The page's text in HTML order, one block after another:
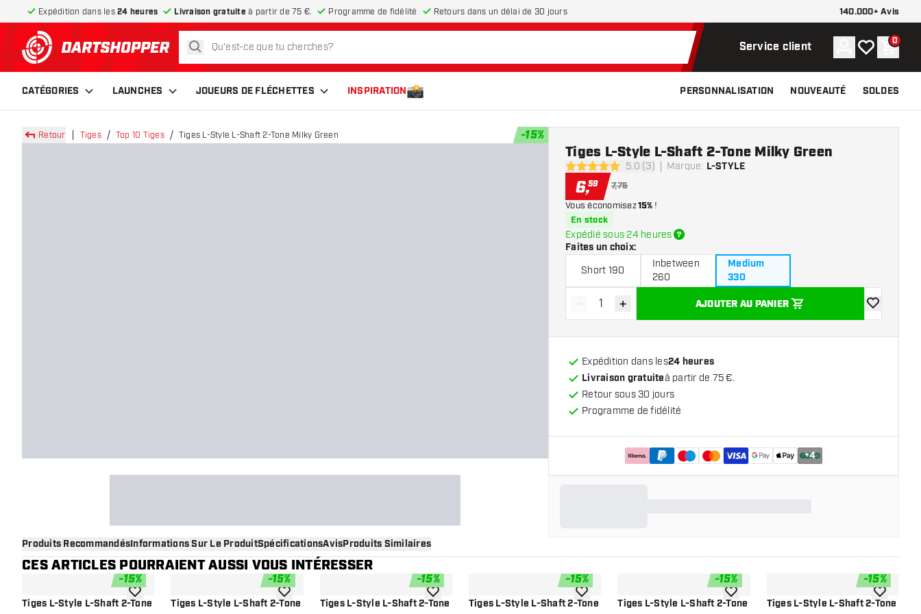
Expédition dans les 24 heures Livraison gratuite à partir de 75 €. Programme de fidélité Retours dans un délai de 30 jours 140.000+ Avis
retour à la page d’accueil
rechercher Service client Compte
Ma liste de
Panier
0
CATÉGORIES LAUNCHES JOUEURS DE FLÉCHETTES INSPIRATION PERSONNALISATION NOUVEAUTÉ SOLDES
Retour Tiges Top 10 Tiges Tiges L-Style L-Shaft 2-Tone Milky Green -15%
5 étoiles de notation
5.0 (3) Marque: L-STYLE
Tiges L-Style L-Shaft 2-Tone Milky Green
6,59 7,75
Vous économisez15% !
En stock
Expédié sous 24 heures
Faites un choix:
Short 190
Inbetween
260
Medium
330
Diminuer la quantité
- Augmenter la quantité
+ AJOUTER AU PANIER
ajouter à la
Expédition dans les24 heures
Livraison gratuiteà partir de 75 €.
Retour sous 30 jours
Programme de fidélité
+4
Produits RecommandésInformations Sur Le ProduitSpécificationsAvisProduits Similaires
CES ARTICLES POURRAIENT AUSSI VOUS INTÉRESSER
-15%
Tiges L-Style L-Shaft 2-Toneajouter à la liste de souhaits
-15%
Tiges L-Style L-Shaft 2-Toneajouter à la liste de souhaits
-15%
Tiges L-Style L-Shaft 2-Toneajouter à la liste de souhaits
-15%
Tiges L-Style L-Shaft 2-Toneajouter à la liste de souhaits
-15%
Tiges L-Style L-Shaft 2-Toneajouter à la liste de souhaits
-15%
Tiges L-Style L-Shaft 2-Tone
ajouter à